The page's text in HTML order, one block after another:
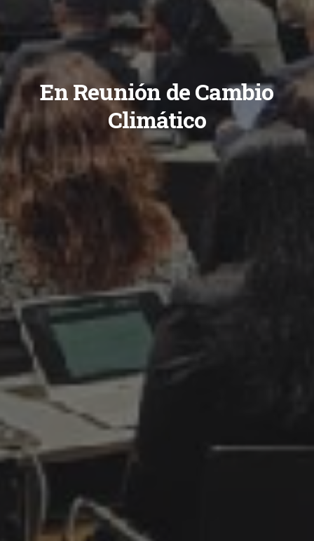
En Reunión de Cambio
Climático